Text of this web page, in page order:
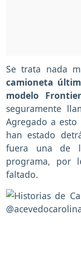
Se trata nada
camioneta
modelo
seguramente
Agregado a esto
han estado
fuera una de
programa, por
faltado.